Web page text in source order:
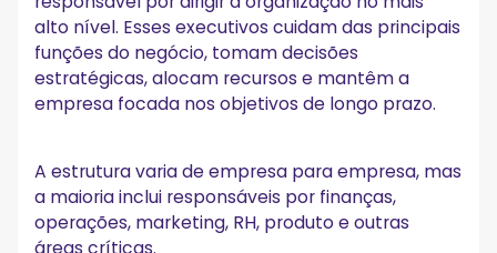
1. Contrate por Competências Complementares
2. Defina Expectativas e Responsabilidades Cedo
3. Incentive o Debate Saudável
4. Construa Confiança de Propósito
5. Meça a Eficácia da Liderança
Exemplos de Estrutura de Equipe Executiva
Equipe Executiva vs. Equipe de Liderança
alto nível. Esses executivos cuidam das principais
funções do negócio, tomam decisões
estratégicas, alocam recursos e mantêm a
empresa focada nos objetivos de longo prazo.
A estrutura varia de empresa para empresa, mas
a maioria inclui responsáveis por finanças,
operações, marketing, RH, produto e outras